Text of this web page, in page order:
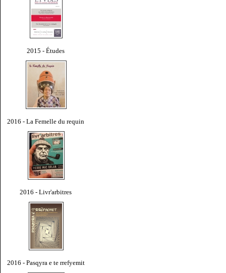
2015 - Études
2016 - La Femelle du requin
2016 - Livr'arbitres
2016 - Pasqyra e te rrefyemit